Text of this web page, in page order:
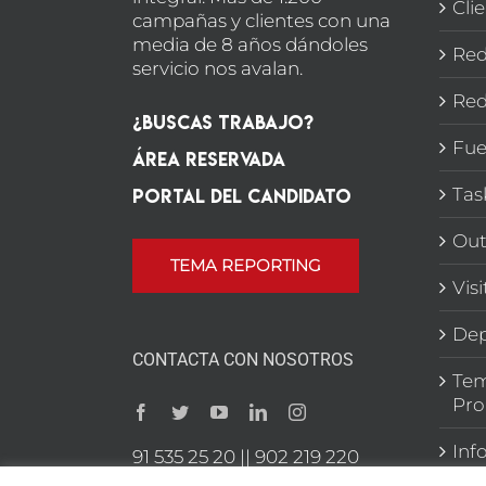
campañas y clientes con una
media de 8 años dándoles
servicio nos avalan.
¿Buscas Trabajo?
Área Reservada
Portal del candidato
TEMA REPORTING
CONTACTA CON NOSOTROS
91 535 25 20 || 902 219 220